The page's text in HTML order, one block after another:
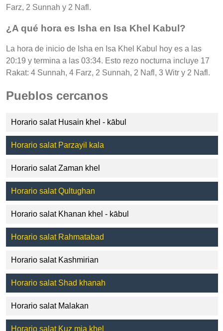
Farz, 2 Sunnah y 2 Nafl.
¿A qué hora es Isha en Isa Khel Kabul?
La hora de inicio de Isha en Isa Khel Kabul hoy es a las
20:19 y termina a las 03:34. Esto rezo nocturna incluye 17
Rakat: 4 Sunnah, 4 Farz, 2 Sunnah, 2 Nafl, 3 Witr y 2 Nafl.
Pueblos cercanos
Horario salat Husain khel - kābul
Horario salat Parzayil kala
Horario salat Zaman khel
Horario salat Qultughan
Horario salat Khanan khel - kābul
Horario salat Rahmatabad
Horario salat Kashmirian
Horario salat Shad khanah
Horario salat Malakan
Horario salat Kuz mia khel